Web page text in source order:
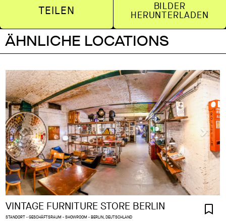
TEILEN BILDER
HERUNTERLADEN
ÄHNLICHE LOCATIONS
VINTAGE FURNITURE STORE BERLIN
STANDORT - GESCHÄFTSRAUM - SHOWROOM - BERLIN, DEUTSCHLAND